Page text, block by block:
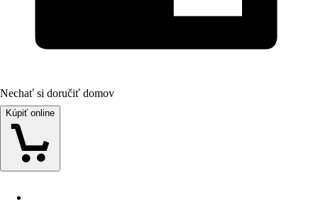
Nechať si doručiť domov
Kúpiť online